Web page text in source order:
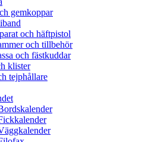
gemkoppar
och häftpistol
och tillbehör
och fästkuddar
klister
tejphållare